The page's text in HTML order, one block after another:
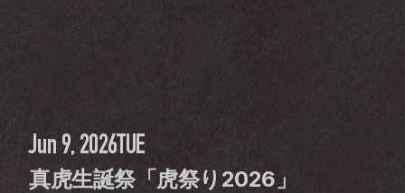
Jun 9, 2026TUE
真虎生誕祭「虎祭り2026」